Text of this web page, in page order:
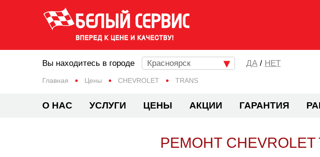
Главная Цены CHEVROLET TRANS
Вы находитесь в городе Красноярск / НЕТ
О НАС УСЛУГИ ЦЕНЫ АКЦИИ ГАРАНТИЯ
РЕМОНТ